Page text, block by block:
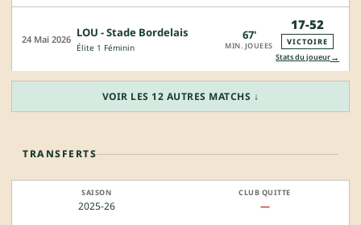
24 Mai 2026 LOU - Stade Bordelais
Élite 1 Féminin
67'
MIN. JOUEES
17-52
VICTOIRE
Stats du joueur→
VOIR LES 12 AUTRES MATCHS ↓
TRANSFERTS
2025-26 —